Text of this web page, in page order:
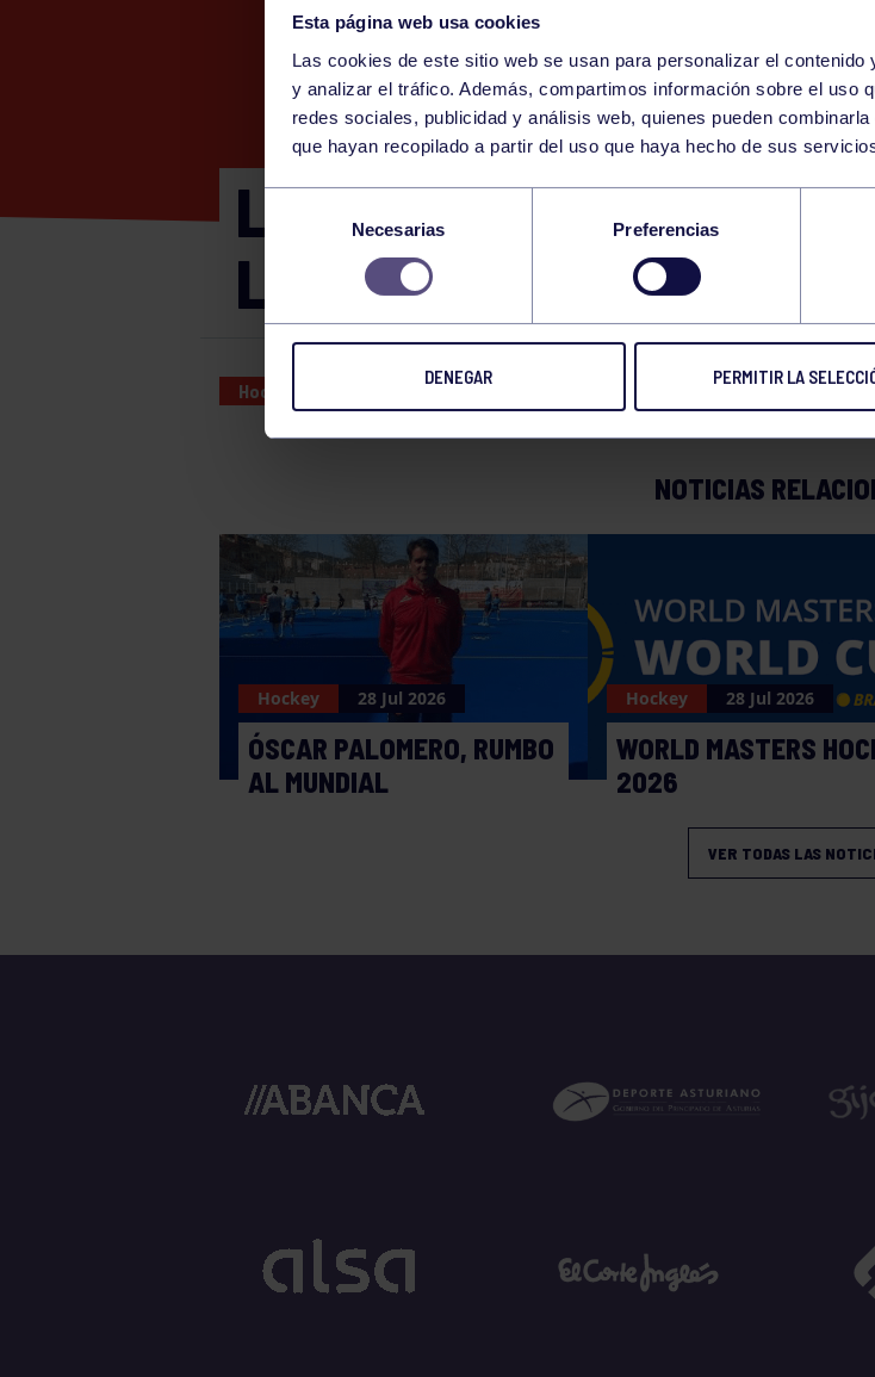
Esta página web usa cookies
Las cookies de este sitio web se usan para personalizar el
y analizar el tráfico. Además, compartimos información sobre el uso
redes sociales, publicidad y análisis web, quienes pueden
que hayan recopilado a partir del uso que haya hecho de sus
de
consentimiento
Necesarias Preferencias
DENEGAR PERMITIR LA
14 SUNDAY
DECEMBER
13:00 h
LIGA NORTE MAMIS:
LLOBERU
Hockey 14 DEC 2025
NOTICIAS
Hockey 28 Jul 2026
ÓSCAR PALOMERO, RUMBO
AL MUNDIAL
Hockey 28 Jul 2026
WORLD MASTERS
2026
VER TODAS LAS